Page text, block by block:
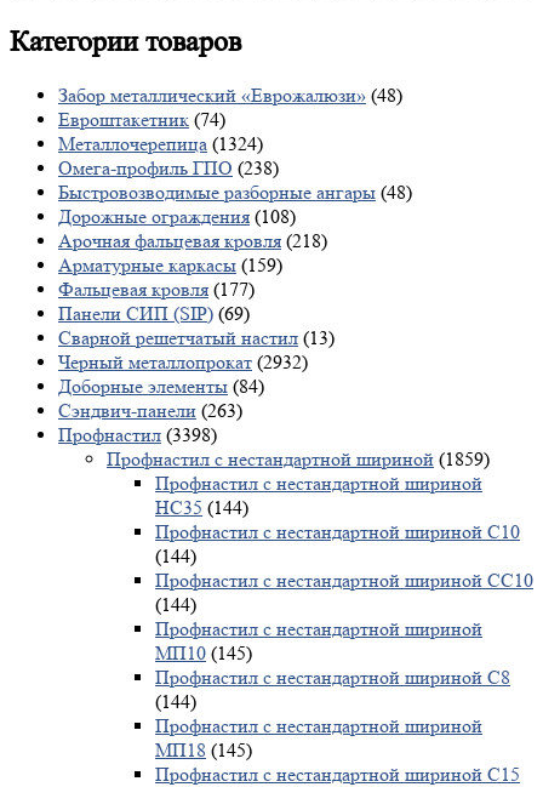
Категориитоваров
Забор металлический «Еврожалюзи» (48)
Евроштакетник (74)
Металлочерепица (1324)
Омега-профиль ГПО (238)
Быстровозводимые разборные ангары (48)
Дорожные ограждения (108)
Арочная фальцевая кровля (218)
Арматурные каркасы (159)
Фальцевая кровля (177)
Панели СИП (SIP) (69)
Сварной решетчатый настил (13)
Черный металлопрокат (2932)
Доборные элементы (84)
Сэндвич-панели (263)
Профнастил (3398)
Профнастил с нестандартной шириной (1859)
Профнастил с нестандартной шириной
НС35 (144)
Профнастил с нестандартной шириной С10
(144)
Профнастил с нестандартной шириной СС10
(144)
Профнастил с нестандартной шириной
МП10 (145)
Профнастил с нестандартной шириной С8
(144)
Профнастил с нестандартной шириной
МП18 (145)
Профнастил с нестандартной шириной С15